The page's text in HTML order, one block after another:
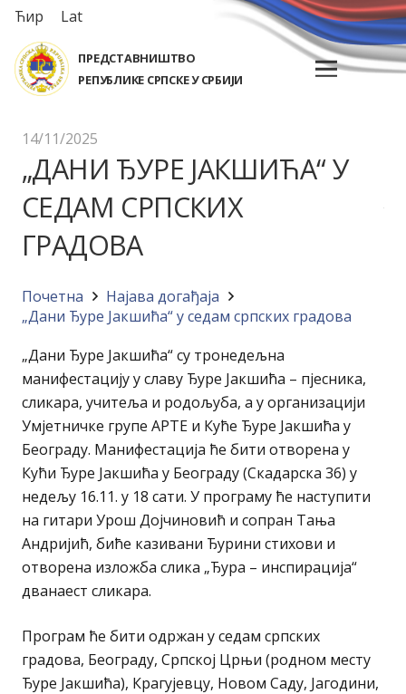
Ћир Lat
ПРЕДСТАВНИШТВО
РЕПУБЛИКЕ СРПСКЕ У СРБИЈИ
14/11/2025
„ДАНИ ЂУРЕ ЈАКШИЋА“ У
СЕДАМ СРПСКИХ
ГРАДОВА
Почетна
Најава догађајa
„Дани Ђуре Јакшића“ у седам српских градова
„Дани Ђуре Јакшића“ су тронедељна
манифестацију у славу Ђуре Јакшића – пјесника,
сликара, учитеља и родољуба, а у организацији
Умјетничке групе АРТЕ и Куће Ђуре Јакшића у
Београду. Манифестација ће бити отворена у
Кући Ђуре Јакшића у Београду (Скадарска 36) у
недељу 16.11. у 18 сати. У програму ће наступити
на гитари Урош Дојчиновић и сопран Тања
Андријић, биће казивани Ђурини стихови и
отворена изложба слика „Ђура – инспирација“
дванаест сликара.
Програм ће бити одржан у седам српских
градова, Београду, Српској Црњи (родном месту
Ђуре Јакшића), Крагујевцу, Новом Саду, Јагодини,